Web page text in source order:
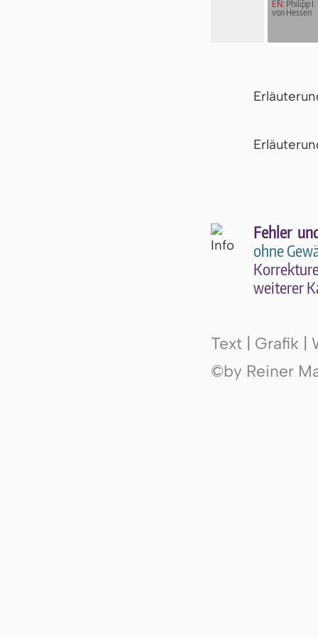
EN: Philipp I.
von Hessen
Fehler
ohne
wei­te­rer
Text | Grafik |
©by Reiner